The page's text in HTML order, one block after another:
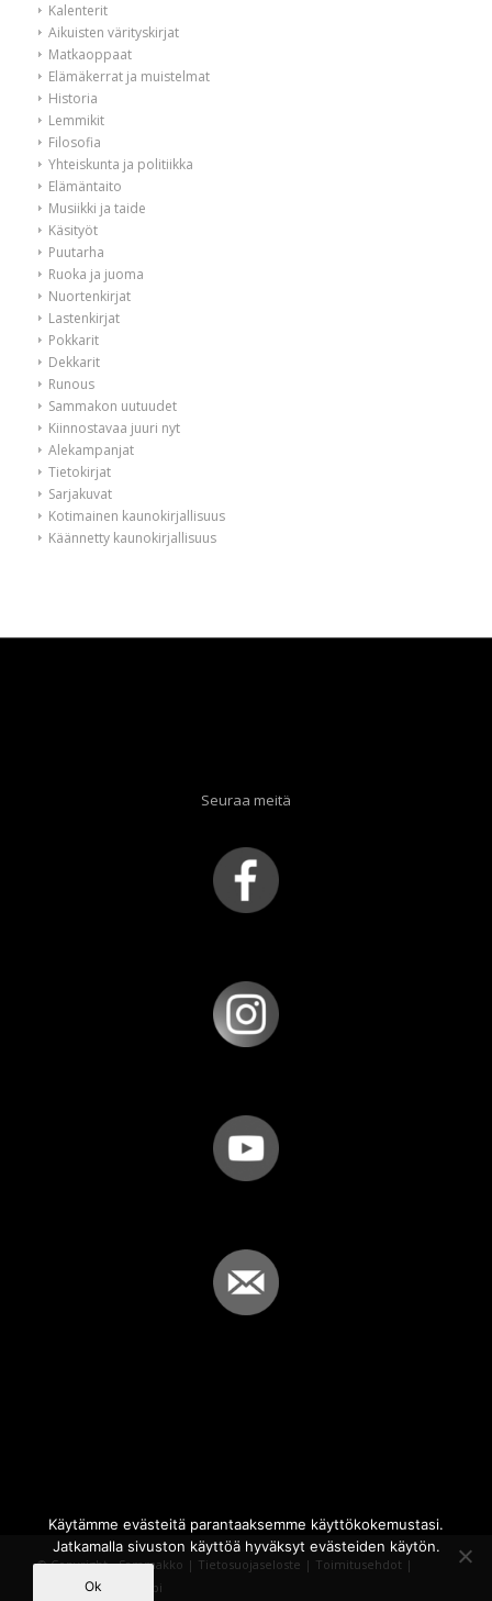
Kalenterit
Aikuisten värityskirjat
Matkaoppaat
Elämäkerrat ja muistelmat
Historia
Lemmikit
Filosofia
Yhteiskunta ja politiikka
Elämäntaito
Musiikki ja taide
Käsityöt
Puutarha
Ruoka ja juoma
Nuortenkirjat
Lastenkirjat
Pokkarit
Dekkarit
Runous
Sammakon uutuudet
Kiinnostavaa juuri nyt
Alekampanjat
Tietokirjat
Sarjakuvat
Kotimainen kaunokirjallisuus
Käännetty kaunokirjallisuus
Seuraa meitä
© Copyright - Sammakko | Tietosuojaseloste | Toimitusehdot |
Powered by
iQWebbi
Käytämme evästeitä parantaaksemme käyttökokemustasi.
Jatkamalla sivuston käyttöä hyväksyt evästeiden käytön.
Ok